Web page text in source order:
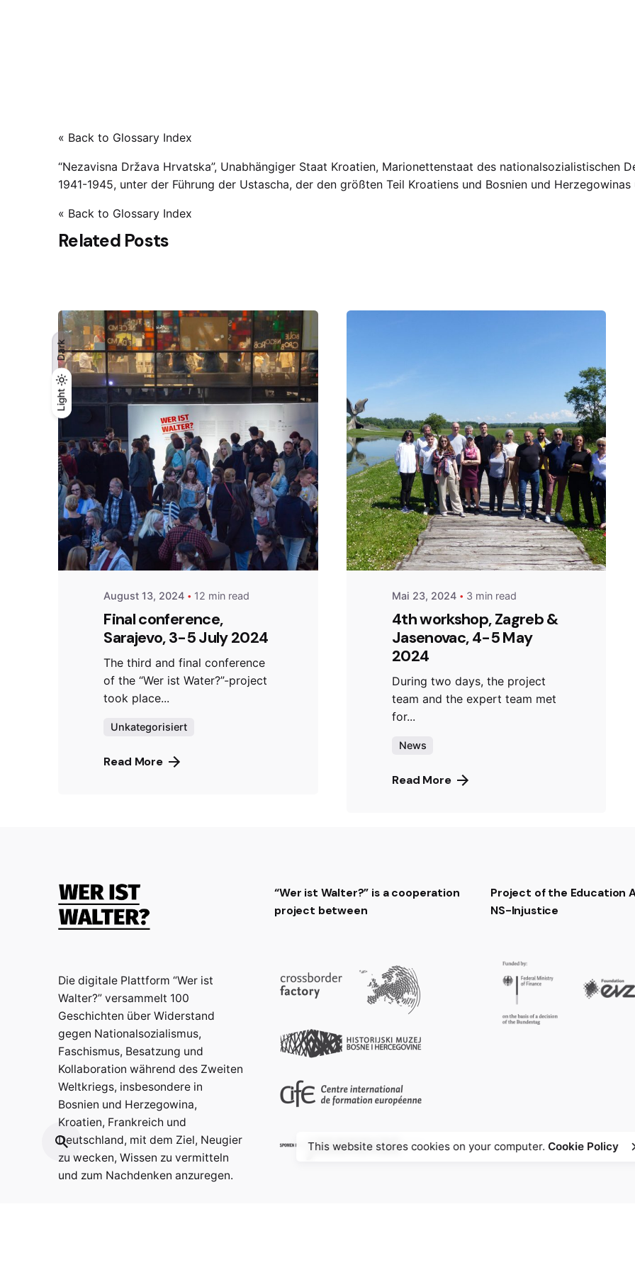
Light
Dark
Light
Dark
« Back to Glossary Index
“Nezavisna Država Hrvatska”, Unabhängiger Staat Kroatien, Marionettenstaat des nationalsozialistischen
1941-1945, unter der Führung der Ustascha, der den größten Teil Kroatiens und Bosnien und Herzegowinas
« Back to Glossary Index
Related Posts
Posted by
admin
August 13, 2024 12 min read
Final conference,
Sarajevo, 3-5 July 2024
The third and final conference
of the “Wer ist Water?”-project
took place...
Unkategorisiert
Read More
Posted by
admin
Mai 23, 2024 3 min read
4th workshop, Zagreb &
Jasenovac, 4-5 May
2024
During two days, the project
team and the expert team met
for...
News
Read More
Die digitale Plattform “Wer ist
Walter?” versammelt 100
Geschichten über Widerstand
gegen Nationalsozialismus,
Faschismus, Besatzung und
Kollaboration während des Zweiten
Weltkriegs, insbesondere in
Bosnien und Herzegowina,
Kroatien, Frankreich und
Deutschland, mit dem Ziel, Neugier
zu wecken, Wissen zu vermitteln
und zum Nachdenken anzuregen.
“Wer ist Walter?” is a cooperation
project between
Project of the Education
NS-Injustice
This website stores cookies on your computer.Cookie Policy